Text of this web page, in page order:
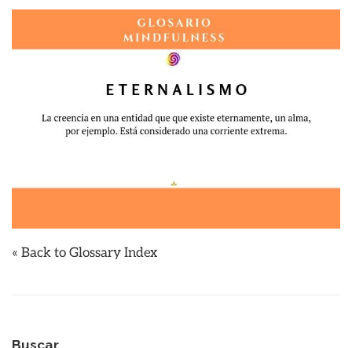
« Back to Glossary Index
Buscar